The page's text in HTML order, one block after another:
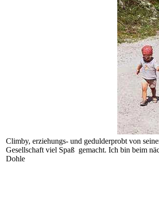
Climby, erziehungs- und gedulderprobt von
Gesellschaft viel Spaß gemacht. Ich bin beim
Dohle